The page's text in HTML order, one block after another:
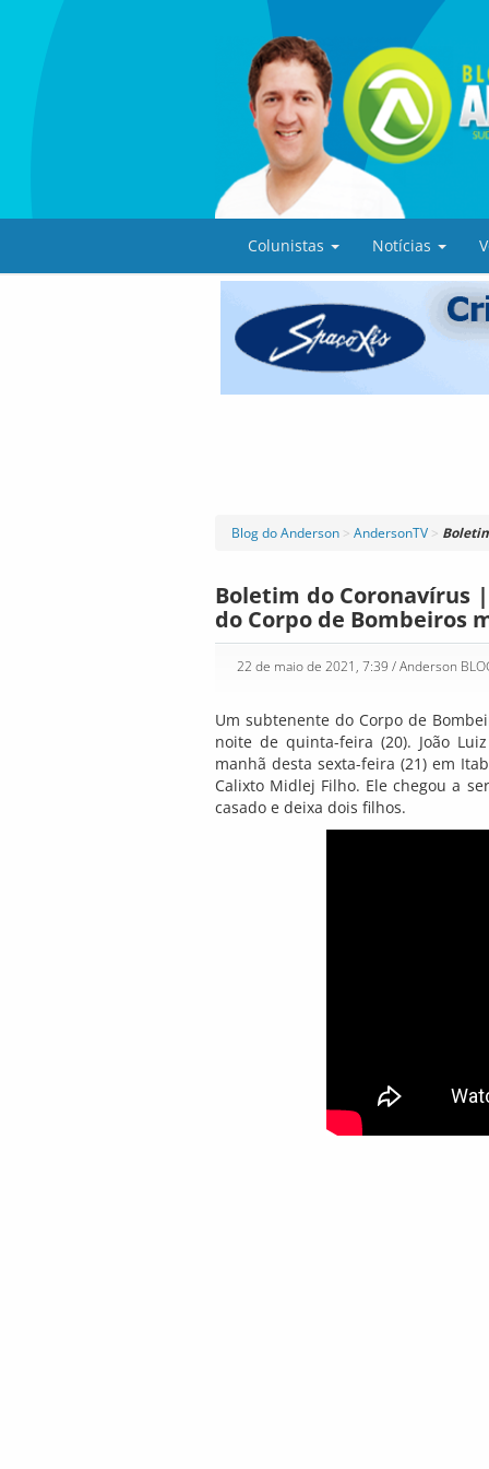
Colunistas Notícias
Blog do Anderson > AndersonTV >
Boletim do Coronavírus
do Corpo de Bombeiros
22 de maio de 2021, 7:39 / Anderson
Um subtenente do Corpo de
noite de quinta-feira (20). João
manhã desta sexta-feira (21) em
Calixto Midlej Filho. Ele chegou a
casado e deixa dois filhos.